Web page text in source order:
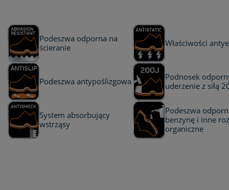
Podeszwa odporna na
ścieranie
Właściwości
Podeszwa antypoślizgowa
Podnosek
uderzenie z siłą
System absorbujący
wstrząsy
Podeszwa
benzynę i inne
organiczne